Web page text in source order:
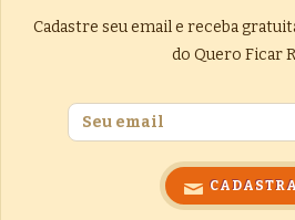
Cadastre seu email e receba
do Quero Ficar